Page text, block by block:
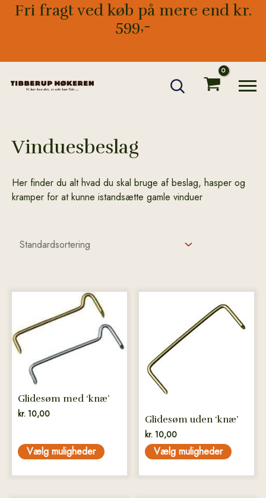
Fri fragt ved køb på mere end kr.
599,-
Vinduesbeslag
Her finder du alt hvad du skal bruge af beslag, hasper og
kramper for at kunne istandsætte gamle vinduer
Glidesøm med ‘knæ’
kr. 10,00
Vælg muligheder
har
flere
varianter.
Mulighederne
vælges
på
Glidesøm uden ‘knæ’
kr. 10,00
Vælg muligheder
varianter.
Mulighederne
kan
vælges
på
varesiden